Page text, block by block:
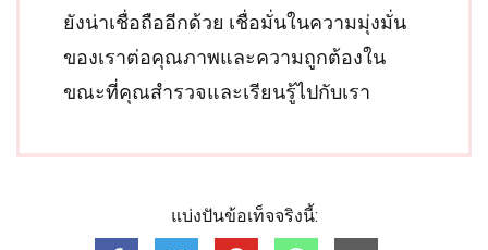
ยังน่าเชื่อถืออีกด้วย เชื่อมั่นในความมุ่งมั่น
ของเราต่อคุณภาพและความถูกต้องใน
ขณะที่คุณสำรวจและเรียนรู้ไปกับเรา
แบ่งปันข้อเท็จจริงนี้: